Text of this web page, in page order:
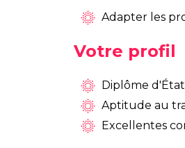
Adapter les
Votre profil
Diplôme
Aptitude au
Excellentes